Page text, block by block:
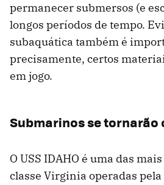
permanecer submersos (e
longos períodos de tempo.
subaquática também é
precisamente, certos
em jogo.
Submarinos se tornarão
O USS IDAHO é uma das
classe Virginia operadas